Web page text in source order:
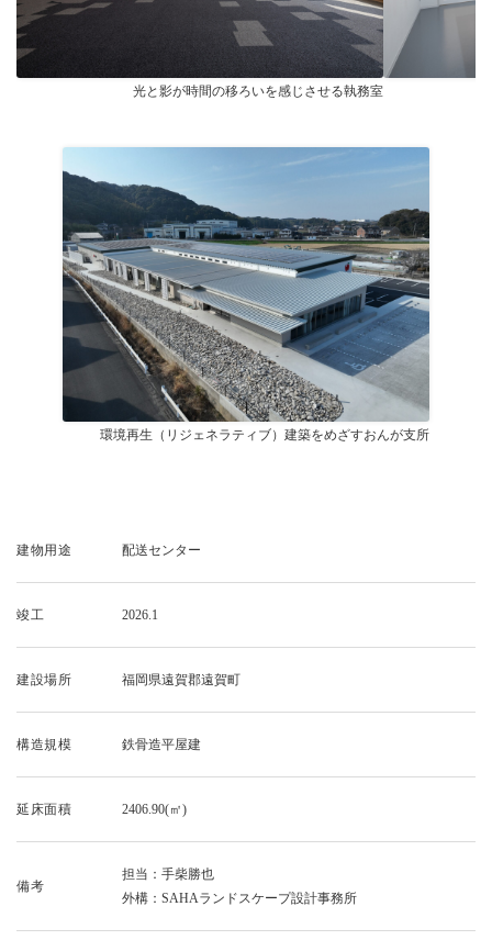
光と影が時間の移ろいを感じさせる執務室
環境再生（リジェネラティブ）建築をめざすおんが支所
建物用途 配送センター
竣工 2026.1
建設場所 福岡県遠賀郡遠賀町
構造規模 鉄骨造平屋建
延床面積 2406.90(㎡)
備考
担当：手柴勝也
外構：SAHAランドスケープ設計事務所